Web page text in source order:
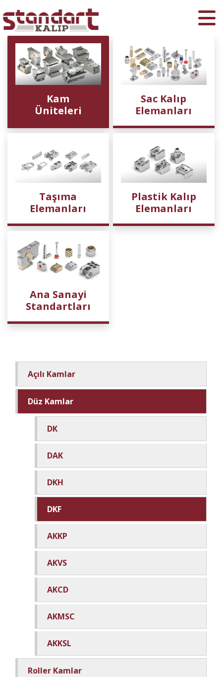
Kam
Üniteleri
Sac Kalıp
Elemanları
Taşıma
Elemanları
Plastik Kalıp
Elemanları
Ana Sanayi
Standartları
Açılı Kamlar
Düz Kamlar
DK
DAK
DKH
DKF
AKKP
AKVS
AKCD
AKMSC
AKKSL
Roller Kamlar